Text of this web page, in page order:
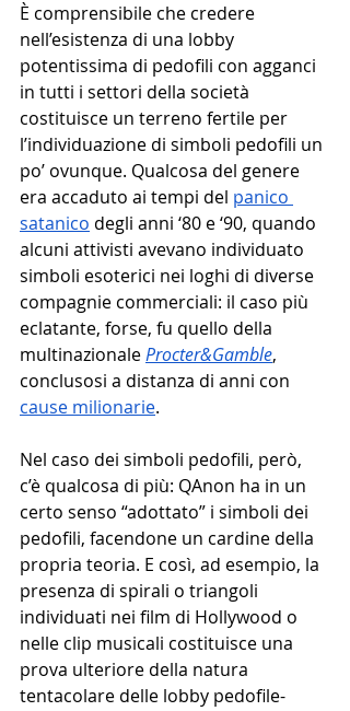
È comprensibile che credere
nell’esistenza di una lobby
potentissima di pedofili con agganci
in tutti i settori della società
costituisce un terreno fertile per
l’individuazione di simboli pedofili un
po’ ovunque. Qualcosa del genere
era accaduto ai tempi del panico
satanico degli anni ‘80 e ‘90, quando
alcuni attivisti avevano individuato
simboli esoterici nei loghi di diverse
compagnie commerciali: il caso più
eclatante, forse, fu quello della
multinazionale Procter&Gamble,
conclusosi a distanza di anni con
cause milionarie.
Nel caso dei simboli pedofili, però,
c’è qualcosa di più: QAnon ha in un
certo senso “adottato” i simboli dei
pedofili, facendone un cardine della
propria teoria. E così, ad esempio, la
presenza di spirali o triangoli
individuati nei film di Hollywood o
nelle clip musicali costituisce una
prova ulteriore della natura
tentacolare delle lobby pedofile-